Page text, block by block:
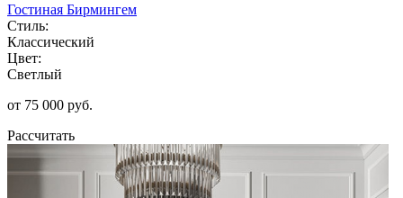
Гостиная Бирмингем
Стиль:
Классический
Цвет:
Светлый
от 75 000 руб.
Рассчитать